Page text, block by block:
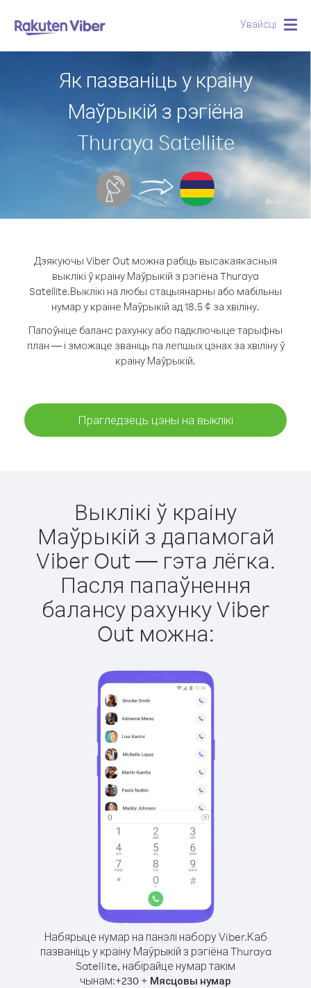
Увайсці
Як пазваніць у краіну
Маўрыкій з рэгіёна
Thuraya Satellite
Дзякуючы Viber Out можна рабіць высакаякасныя
выклікі ў краіну Маўрыкій з рэгіёна Thuraya
Satellite.Выклікі на любы стацыянарны або мабільны
нумар у краіне Маўрыкій ад 18.5 ¢ за хвіліну.
Папоўніце баланс рахунку або падключыце тарыфны
план — і зможаце званіць па лепшых цэнах за хвіліну ў
краіну Маўрыкій.
Прагледзець цэны на выклікі
Выклікі ў краіну
Маўрыкій з дапамогай
Viber Out — гэта лёгка.
Пасля папаўнення
балансу рахунку Viber
Out можна:
Набярыце нумар на панэлі набору Viber.Каб
пазваніць у краіну Маўрыкій з рэгіёна Thuraya
Satellite, набірайце нумар такім
чынам:+230 + Мясцовы нумар